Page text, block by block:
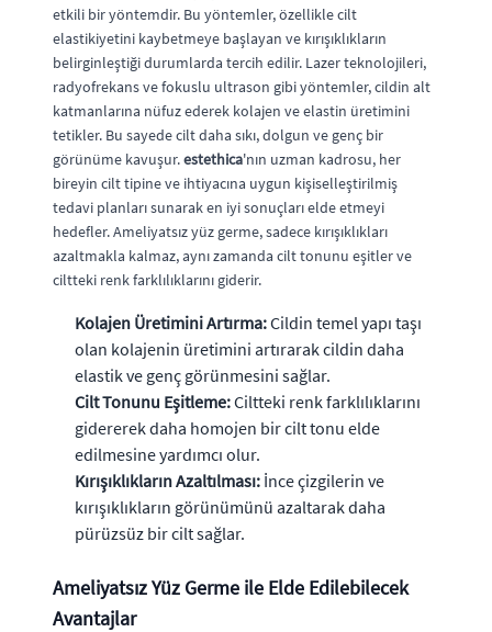
etkili bir yöntemdir. Bu yöntemler, özellikle cilt
elastikiyetini kaybetmeye başlayan ve kırışıklıkların
belirginleştiği durumlarda tercih edilir. Lazer teknolojileri,
radyofrekans ve fokuslu ultrason gibi yöntemler, cildin alt
katmanlarına nüfuz ederek kolajen ve elastin üretimini
tetikler. Bu sayede cilt daha sıkı, dolgun ve genç bir
görünüme kavuşur.estethica'nın uzman kadrosu, her
bireyin cilt tipine ve ihtiyacına uygun kişiselleştirilmiş
tedavi planları sunarak en iyi sonuçları elde etmeyi
hedefler. Ameliyatsız yüz germe, sadece kırışıklıkları
azaltmakla kalmaz, aynı zamanda cilt tonunu eşitler ve
ciltteki renk farklılıklarını giderir.
Kolajen Üretimini Artırma:Cildin temel yapı taşı
olan kolajenin üretimini artırarak cildin daha
elastik ve genç görünmesini sağlar.
Cilt Tonunu Eşitleme:Ciltteki renk farklılıklarını
gidererek daha homojen bir cilt tonu elde
edilmesine yardımcı olur.
Kırışıklıkların Azaltılması: İnce çizgilerin ve
kırışıklıkların görünümünü azaltarak daha
pürüzsüz bir cilt sağlar.
Ameliyatsız Yüz Germe ile Elde Edilebilecek
Avantajlar